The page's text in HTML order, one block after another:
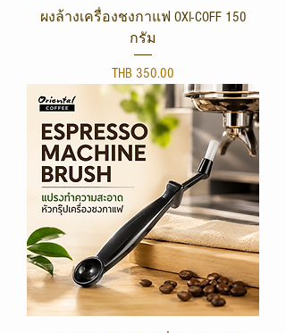
ผงล้างเครื่องชงกาแฟ OXI-COFF 150
กรัม
Price
THB 350.00